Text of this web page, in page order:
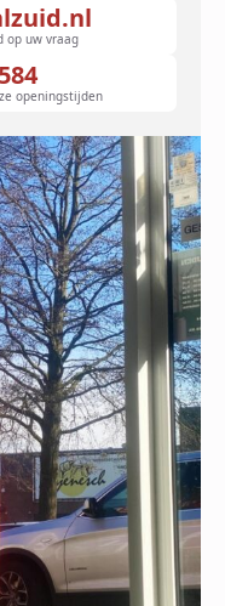
op uw vraag
openingstijden